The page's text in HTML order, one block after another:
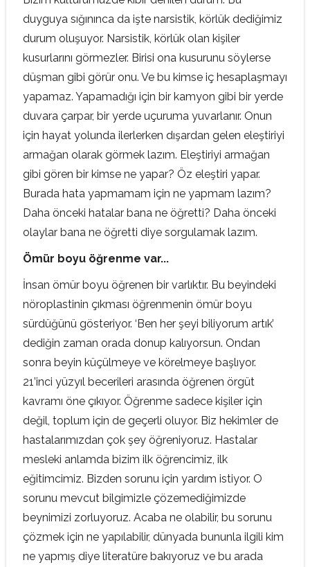
duyguya sığınınca da işte narsistik, körlük dediğimiz
durum oluşuyor. Narsistik, körlük olan kişiler
kusurlarını görmezler. Birisi ona kusurunu söylerse
düşman gibi görür onu. Ve bu kimse iç hesaplaşmayı
yapamaz. Yapamadığı için bir kamyon gibi bir yerde
duvara çarpar, bir yerde uçuruma yuvarlanır. Onun
için hayat yolunda ilerlerken dışardan gelen eleştiriyi
armağan olarak görmek lazım. Eleştiriyi armağan
gibi gören bir kimse ne yapar? Öz eleştiri yapar.
Burada hata yapmamam için ne yapmam lazım?
Daha önceki hatalar bana ne öğretti? Daha önceki
olaylar bana ne öğretti diye sorgulamak lazım.
Ömür boyu öğrenme var...
İnsan ömür boyu öğrenen bir varlıktır. Bu beyindeki
nöroplastinin çıkması öğrenmenin ömür boyu
sürdüğünü gösteriyor. ‘Ben her şeyi biliyorum artık’
dediğin zaman orada donup kalıyorsun. Ondan
sonra beyin küçülmeye ve körelmeye başlıyor.
21’inci yüzyıl becerileri arasında öğrenen örgüt
kavramı öne çıkıyor. Öğrenme sadece kişiler için
değil, toplum için de geçerli oluyor. Biz hekimler de
hastalarımızdan çok şey öğreniyoruz. Hastalar
mesleki anlamda bizim ilk öğrencimiz, ilk
eğitimcimiz. Bizden sorunu için yardım istiyor. O
sorunu mevcut bilgimizle çözemediğimizde
beynimizi zorluyoruz. Acaba ne olabilir, bu sorunu
çözmek için ne yapılabilir, dünyada bununla ilgili kim
ne yapmış diye literatüre bakıyoruz ve bu arada